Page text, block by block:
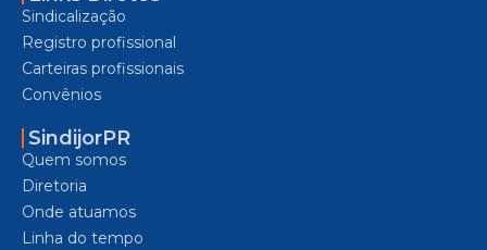
Sindicalização
Registro profissional
Carteiras profissionais
Convênios
SindijorPR
Quem somos
Diretoria
Onde atuamos
Linha do tempo